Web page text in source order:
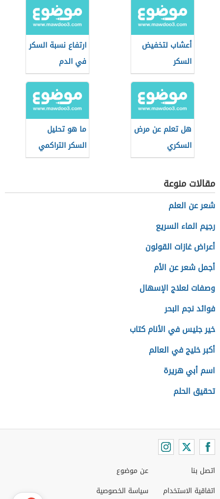
أعشاب لتخفيض
السكر
ارتفاع نسبة السكر
في الدم
هل تعلم عن مرض
السكري
ما هو تحليل
السكر التراكمي
للحامل
مقالات منوعة
شعر عن العلم
رجيم الماء السريع
أعراض غازات القولون
أجمل شعر عن الأم
وصفات لعلاج الإسهال
فوائد نجم البحر
خير جليس في الأنام كتاب
أكبر خليج في العالم
اسم أبي هريرة
تحقيق الحلم
اتصل بنا
اتفاقية الاستخدام
عن موضوع
سياسة الخصوصية